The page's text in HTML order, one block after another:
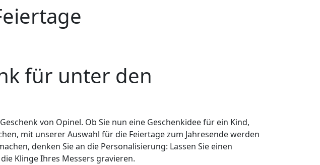
für unter den
von Opinel. Ob Sie nun eine Geschenkidee für ein Kind,
mit unserer Auswahl für die Feiertage zum Jahresende werden
denken Sie an die Personalisierung: Lassen Sie einen
Klinge Ihres Messers gravieren.